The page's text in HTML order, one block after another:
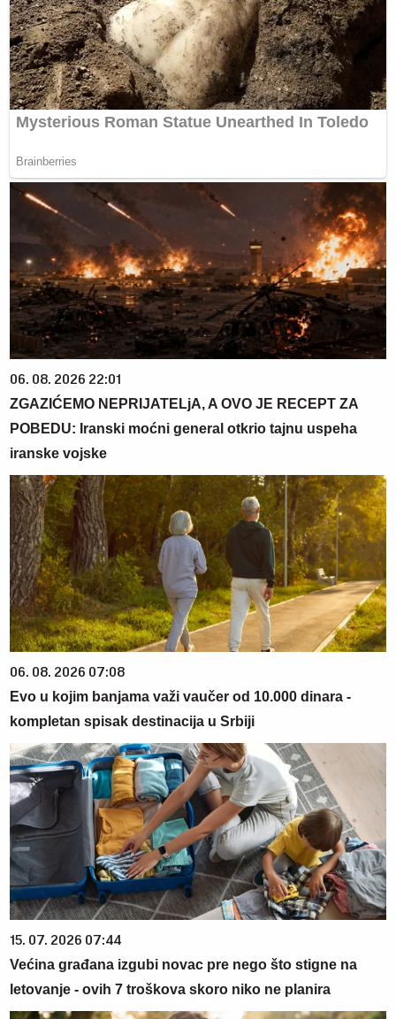
06. 08. 2026 22:01
ZGAZIĆEMO NEPRIJATELjA, A OVO JE RECEPT ZA
POBEDU: Iranski moćni general otkrio tajnu uspeha
iranske vojske
06. 08. 2026 07:08
Evo u kojim banjama važi vaučer od 10.000 dinara -
kompletan spisak destinacija u Srbiji
15. 07. 2026 07:44
Većina građana izgubi novac pre nego što stigne na
letovanje - ovih 7 troškova skoro niko ne planira